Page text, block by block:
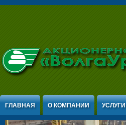
Jump to Content
ГЛАВНАЯ О КОМПАНИИ УСЛУГИ